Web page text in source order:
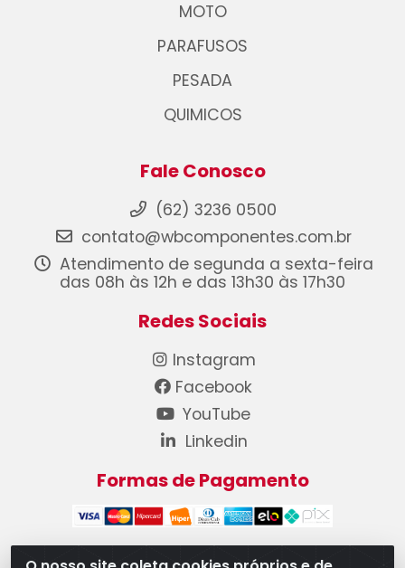
MOTO
PARAFUSOS
PESADA
QUIMICOS
Fale Conosco
(62) 3236 0500
contato@wbcomponentes.com.br
Atendimento de segunda a sexta-feira
das 08h às 12h e das 13h30 às 17h30
Redes Sociais
Instagram
Facebook
YouTube
Linkedin
Formas de Pagamento